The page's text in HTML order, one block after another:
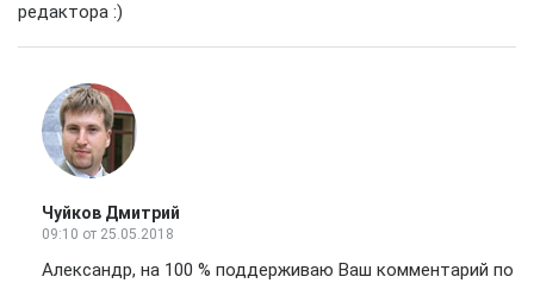
редактора :)
Чуйков Дмитрий
09:10 от 25.05.2018
Александр, на 100 % поддерживаю Ваш комментарий по